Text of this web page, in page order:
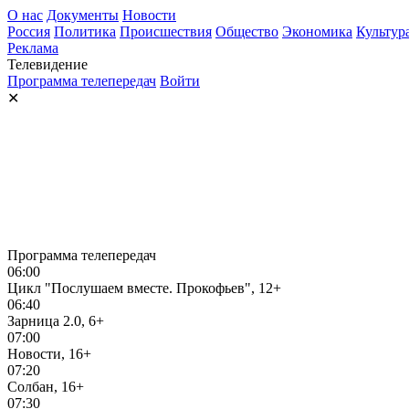
О нас Документы Новости
Россия Политика Происшествия Общество Экономика
Реклама
Телевидение
Программа телепередач Войти
✕
Программа телепередач
06:00
Цикл "Послушаем вместе. Прокофьев", 12+
06:40
Зарница 2.0, 6+
07:00
Новости, 16+
07:20
Солбан, 16+
07:30